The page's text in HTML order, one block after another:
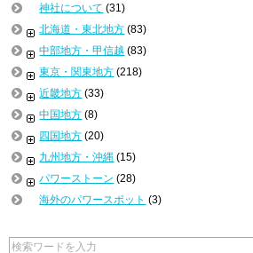
神社について (31)
北海道・東北地方 (83)
中部地方・甲信越 (83)
東京・関東地方 (218)
近畿地方 (33)
中国地方 (8)
四国地方 (20)
九州地方・沖縄 (15)
パワーストーン (28)
海外のパワースポット (3)